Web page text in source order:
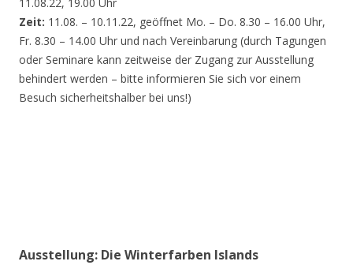
Zeit: 11.08. – 10.11.22, geöffnet Mo. – Do. 8.30 – 16.00 Uhr,
Fr. 8.30 – 14.00 Uhr und nach Vereinbarung (durch Tagungen
oder Seminare kann zeitweise der Zugang zur Ausstellung
behindert werden – bitte informieren Sie sich vor einem
Besuch sicherheitshalber bei uns!)
Ausstellung: Die Winterfarben Islands